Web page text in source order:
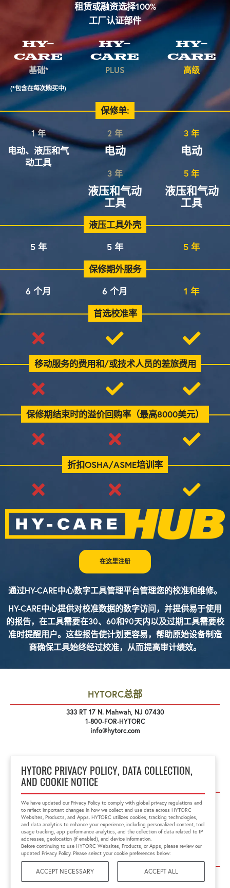
HYTORC PRIVACY POLICY, DATA COLLECTION,
AND COOKIE NOTICE
We have updated our Privacy Policy to comply with global privacy regulations and
to reflect important changes in how we collect and use data across HYTORC
Websites, Products, and Apps. HYTORC utilizes cookies, tracking technologies,
and data analytics to enhance your experience, including personalized content, tool
usage tracking, app performance analytics, and the collection of data related to IP
addresses, geolocation (if enabled), and device information.
Before continuing to use HYTORC Websites, Products, or Apps, please review our
updated Privacy Policy. Please select your cookie preferences below:
ACCEPT NECESSARY ACCEPT ALL
租赁或融资选择100%
工厂认证部件
HY-
CARE
基础*
(*包含在每次购买中)
HY-
CARE
PLUS
HY-
CARE
高级
保修单:
1 年
电动、液压和气
动工具
2 年
电动
3 年
液压和气动
工具
3 年
电动
5 年
液压和气动
工具
液压工具外壳
5 年
5 年
5 年
保修期外服务
6 个月
6 个月
1 年
首选校准率
移动服务的费用和/或技术人员的差旅费用
保修期结束时的溢价回购率（最高8000美元）
折扣OSHA/ASME培训率
在这里注册
通过HY-CARE中心数字工具管理平台管理您的校准和维修。
HY-CARE中心提供对校准数据的数字访问，并提供易于使用
的报告，在工具需要在30、60和90天内以及过期工具需要校
准时提醒用户。这些报告使计划更容易，帮助原始设备制造
商确保工具始终经过校准，从而提高审计绩效。
HYTORC总部
333 RT 17 N. Mahwah, NJ 07430
1-800-FOR-HYTORC
info@hytorc.com
关注我们
链接
Site Terms